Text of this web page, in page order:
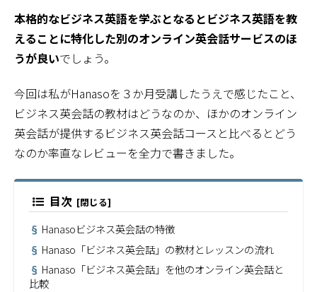
本格的なビジネス英語を学ぶとなるとビジネス英語を教
えることに特化した別のオンライン英会話サービスのほ
うが良いでしょう。
今回は私がHanasoを３か月受講したうえで感じたこと、
ビジネス英会話の教材はどうなのか、ほかのオンライン
英会話が提供するビジネス英会話コースと比べるとどう
なのか率直なレビューを全力で書きました。
目次
Hanasoビジネス英会話の特徴
Hanaso「ビジネス英会話」の教材とレッスンの流れ
Hanaso「ビジネス英会話」を他のオンライン英会話と
比較